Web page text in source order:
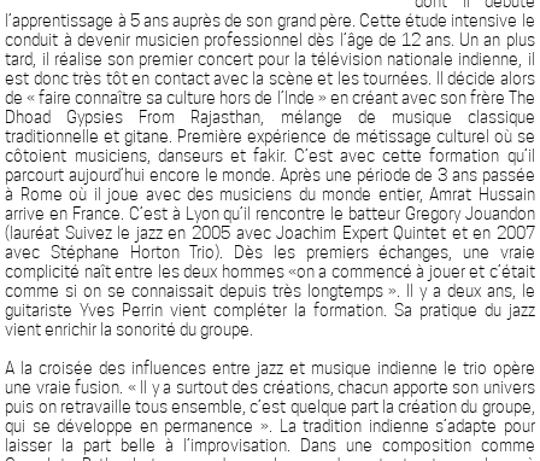
l’apprentissage à 5 ans auprès de son grand père. Cette étude intensive le
conduit à devenir musicien professionnel dès l’âge de 12 ans. Un an plus
tard, il réalise son premier concert pour la télévision nationale indienne, il
est donc très tôt en contact avec la scène et les tournées. Il décide alors
de « faire connaître sa culture hors de l’Inde » en créant avec son frère The
Dhoad Gypsies From Rajasthan, mélange de musique classique
traditionnelle et gitane. Première expérience de métissage culturel où se
côtoient musiciens, danseurs et fakir. C’est avec cette formation qu’il
parcourt aujourd’hui encore le monde. Après une période de 3 ans passée
à Rome où il joue avec des musiciens du monde entier, Amrat Hussain
arrive en France. C’est à Lyon qu’il rencontre le batteur Gregory Jouandon
(lauréat Suivez le jazz en 2005 avec Joachim Expert Quintet et en 2007
avec Stéphane Horton Trio). Dès les premiers échanges, une vraie
complicité naît entre les deux hommes «on a commencé à jouer et c’était
comme si on se connaissait depuis très longtemps ». Il y a deux ans, le
guitariste Yves Perrin vient compléter la formation. Sa pratique du jazz
vient enrichir la sonorité du groupe.
A la croisée des influences entre jazz et musique indienne le trio opère
une vraie fusion. « Il y a surtout des créations, chacun apporte son univers
puis on retravaille tous ensemble, c’est quelque part la création du groupe,
qui se développe en permanence ». La tradition indienne s’adapte pour
laisser la part belle à l’improvisation. Dans une composition comme